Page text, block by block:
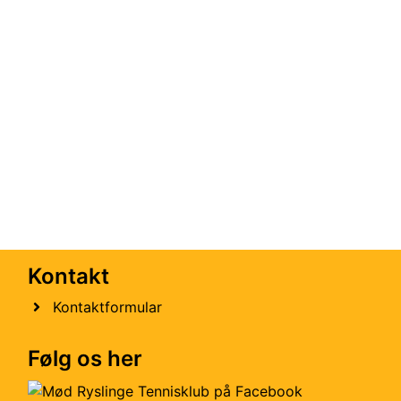
Kontakt
Kontaktformular
Følg os her